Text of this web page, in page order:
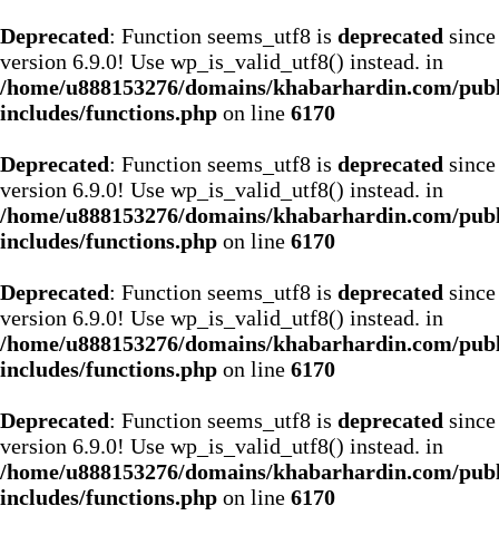
Deprecated: Function seems_utf8 is deprecated since
version 6.9.0! Use wp_is_valid_utf8() instead. in
/home/u888153276/domains/khabarhardin.com/
includes/functions.php on line 6170
Deprecated: Function seems_utf8 is deprecated since
version 6.9.0! Use wp_is_valid_utf8() instead. in
/home/u888153276/domains/khabarhardin.com/
includes/functions.php on line 6170
Deprecated: Function seems_utf8 is deprecated since
version 6.9.0! Use wp_is_valid_utf8() instead. in
/home/u888153276/domains/khabarhardin.com/
includes/functions.php on line 6170
Deprecated: Function seems_utf8 is deprecated since
version 6.9.0! Use wp_is_valid_utf8() instead. in
/home/u888153276/domains/khabarhardin.com/
includes/functions.php on line 6170